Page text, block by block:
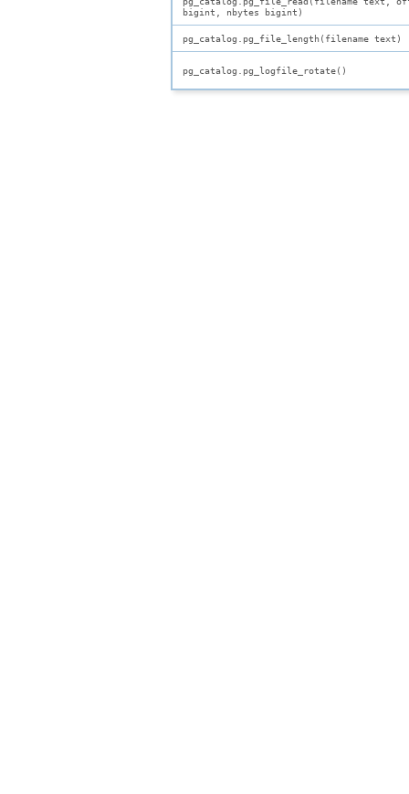
bigint, nbytes bigint)
pg_catalog.pg_file_length(filename text)
pg_catalog.pg_logfile_rotate()